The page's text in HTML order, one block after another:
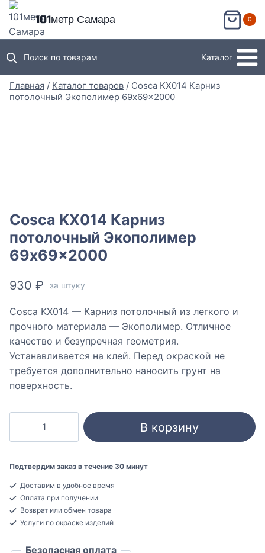
Перейти
содержимому
101метр Самара 0
Поиск по товарам Каталог
Главная / Каталог товаров / Cosca KX014 Карниз
потолочный Экополимер 69x69x2000
Cosca KX014 Карниз
потолочный Экополимер
69x69x2000
930 ₽ за штуку
Cosca KX014 — Карниз потолочный из легкого и
прочного материала — Экополимер. Отличное
качество и безупречная геометрия.
Устанавливается на клей. Перед окраской не
требуется дополнительно наносить грунт на
поверхность.
KX014
потолочный
Экополимер
69x69x2000
В корзину
Подтвердим заказ в течение 30 минут
Доставим в удобное время
Оплата при получении
Возврат или обмен товара
Услуги по окраске изделий
Безопасная оплата